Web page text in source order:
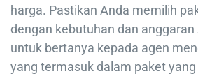
harga. Pastikan Anda memilih
dengan kebutuhan dan
untuk bertanya kepada agen
yang termasuk dalam paket